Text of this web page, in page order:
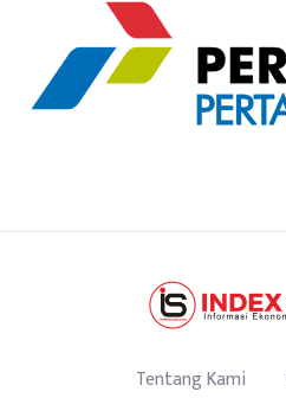
Tentang Kami